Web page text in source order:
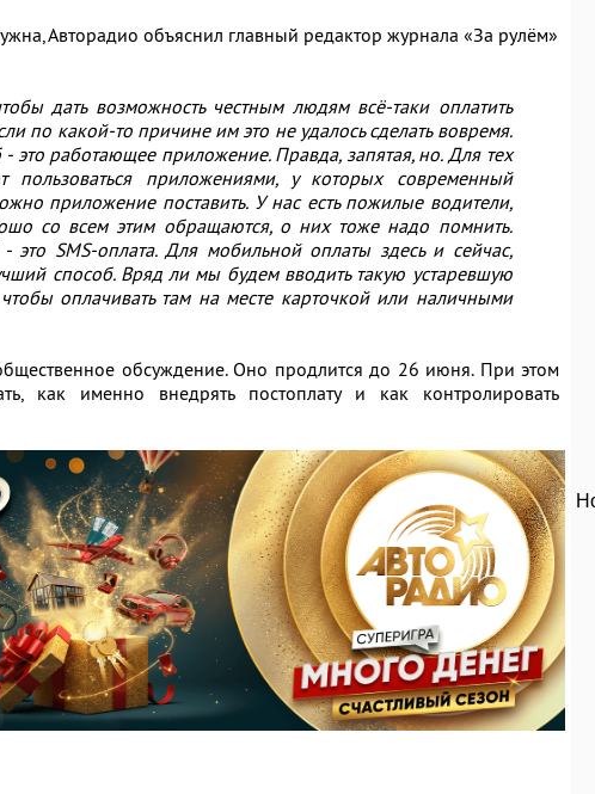
Авторадио объяснил главный редактор журнала «За рулём»
дать возможность честным людям всё-таки оплатить
по какой-то причине им это не удалось сделать вовремя.
это работающее приложение. Правда, запятая, но. Для тех
пользоваться приложениями, у которых современный
приложение поставить. У нас есть пожилые водители,
со всем этим обращаются, о них тоже надо помнить.
это SMS-оплата. Для мобильной оплаты здесь и сейчас,
способ. Вряд ли мы будем вводить такую устаревшую
оплачивать там на месте карточкой или наличными
обсуждение. Оно продлится до 26 июня. При этом
как именно внедрять постоплату и как контролировать